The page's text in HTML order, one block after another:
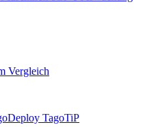
Vergleich
TagoTiP